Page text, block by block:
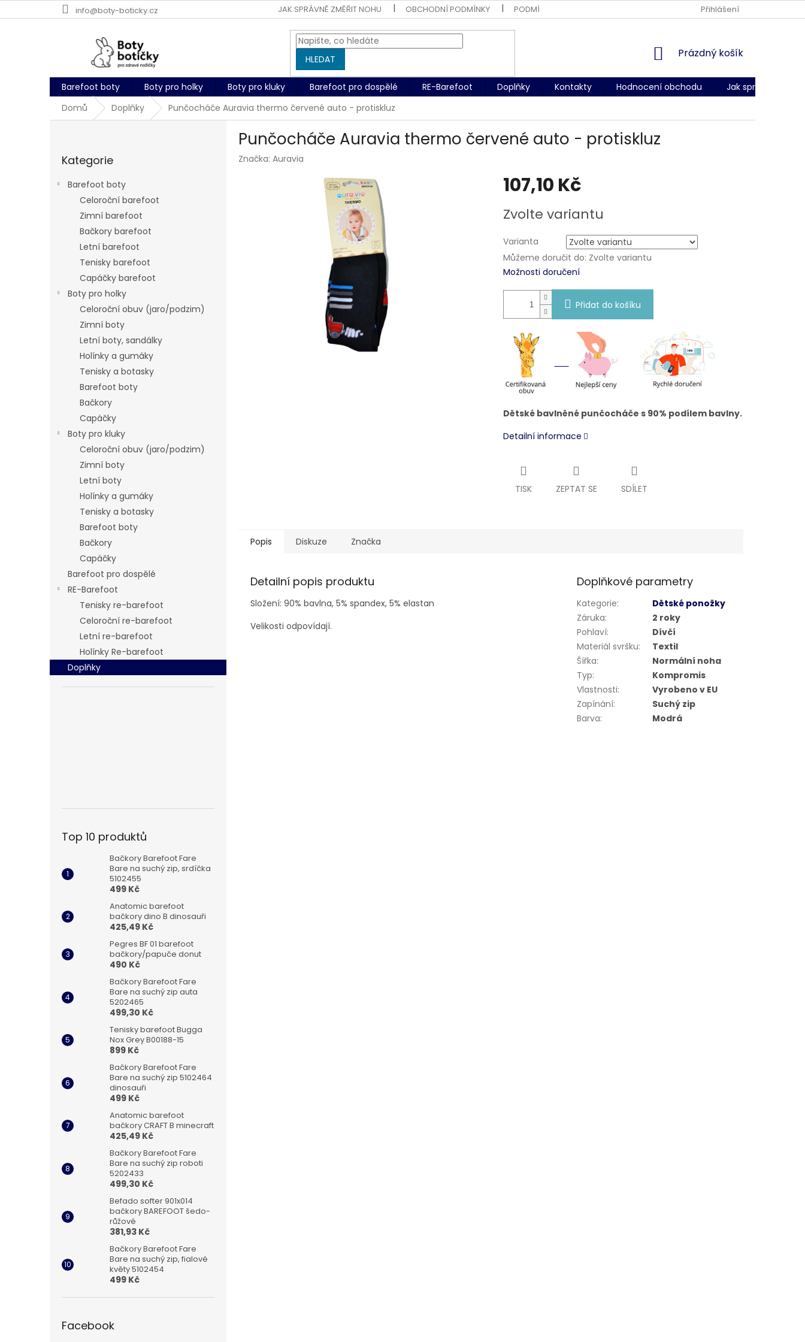
na
info@boty-boticky.cz JAK SPRÁVNĚ ZMĚŘIT NOHU OBCHODNÍ PODMÍNKY PODMÍNKY OCHRANY OSOBNÍCH ÚDAJŮ DODACÍ PODMÍNKY
Přihlášení
HLEDAT
NÁKUPNÍ
Prázdný košík
Barefoot boty Boty pro holky Boty pro kluky Barefoot pro dospělé RE-Barefoot Doplňky Kontakty Hodnocení obchodu
Jak správně
Domů
Doplňky Punčocháče Auravia thermo červené auto - protiskluz
kategorie
Kategorie
Barefoot boty
Celoroční barefoot
Zimní barefoot
Bačkory barefoot
Letní barefoot
Tenisky barefoot
Capáčky barefoot
Boty pro holky
Celoroční obuv (jaro/podzim)
Zimní boty
Letní boty, sandálky
Holínky a gumáky
Tenisky a botasky
Barefoot boty
Bačkory
Capáčky
Boty pro kluky
Celoroční obuv (jaro/podzim)
Zimní boty
Letní boty
Holínky a gumáky
Tenisky a botasky
Barefoot boty
Bačkory
Capáčky
Barefoot pro dospělé
RE-Barefoot
Tenisky re-barefoot
Celoroční re-barefoot
Letní re-barefoot
Holínky Re-barefoot
Doplňky
Top 10 produktů
Bačkory Barefoot Fare
Bare na suchý zip, srdíčka
5102455
499 Kč
Anatomic barefoot
bačkory dino B dinosauři
425,49 Kč
Pegres BF 01 barefoot
bačkory/papuče donut
490 Kč
Bačkory Barefoot Fare
Bare na suchý zip auta
5202465
499,30 Kč
Tenisky barefoot Bugga
Nox Grey B00188-15
899 Kč
Bačkory Barefoot Fare
Bare na suchý zip 5102464
dinosauři
499 Kč
Anatomic barefoot
bačkory CRAFT B minecraft
425,49 Kč
Bačkory Barefoot Fare
Bare na suchý zip roboti
5202433
499,30 Kč
Befado softer 901x014
bačkory BAREFOOT šedo-
růžové
381,93 Kč
Bačkory Barefoot Fare
Bare na suchý zip, fialové
květy 5102454
499 Kč
Facebook
Punčocháče Auravia thermo červené auto - protiskluz
Značka: Auravia
107,10 Kč
cena:
Zvolte variantu
Varianta
Můžeme doručit do: Zvolte variantu
Možnosti doručení
Přidat do košíku
Dětské bavlněné punčocháče s 90% podílem bavlny.
Detailní informace
TISK ZEPTAT SE SDÍLET
Popis Diskuze Značka
Detailní popis produktu
Složení: 90% bavlna, 5% spandex, 5% elastan
Velikosti odpovídají.
Doplňkové parametry
Kategorie:
Dětské ponožky
Záruka:
2 roky
Pohlaví:
Dívčí
Materiál svršku:
Textil
Šířka:
Normální noha
Typ:
Kompromis
Vlastnosti:
Vyrobeno v EU
Zapínání:
Suchý zip
Barva: Modrá